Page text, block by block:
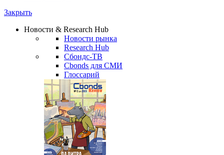
Закрыть
Новости & Research Hub
Новости рынка
Research Hub
Сбондс-ТВ
Cbonds для СМИ
Глоссарий